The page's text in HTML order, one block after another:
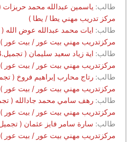
طالب:
مركز تدريب مهني يطا / يطا )
طالب:
مركزتدريب مهني بيت عور / بيت عور )
طالب:
مركزتدريب مهني بيت عور / بيت عور )
طالب:
مركزتدريب مهني بيت عور / بيت عور )
طالب:
مركزتدريب مهني بيت عور / بيت عور )
طالب:
مركزتدريب مهني بيت عور / بيت عور )